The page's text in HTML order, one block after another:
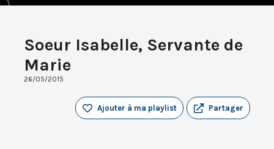
Soeur Isabelle, Servante de
Marie
26/05/2015
Partager
Ajouter à ma playlist